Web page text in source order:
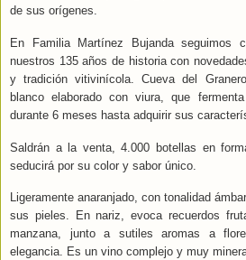
de sus orígenes.
En Familia Martínez Bujanda seguimos
nuestros 135 años de historia con
y tradición vitivinícola. Cueva del
blanco elaborado con viura, que
durante 6 meses hasta adquirir sus
Saldrán a la venta, 4.000 botellas en
seducirá por su color y sabor único.
Ligeramente anaranjado, con tonalidad
sus pieles. En nariz, evoca recuerdos
manzana, junto a sutiles aromas a
elegancia. Es un vino complejo y muy